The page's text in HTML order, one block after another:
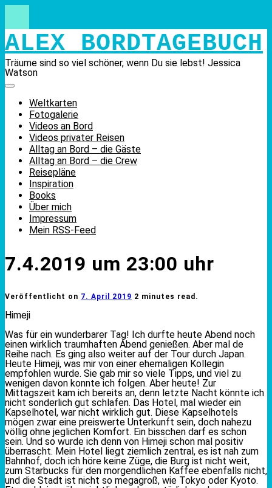
Skip
content
ALEX BORDTAGEBUCH
Träume sind so viel schöner, wenn Du sie lebst! Jessica
Watson
Weltkarten
Fotogalerie
Videos an Bord
Videos privater Reisen
Alltag an Bord – die Gäste
Alltag an Bord – die Crew
Reisepläne
Inspiration
Books
Über mich
Impressum
Mein RSS-Feed
7.4.2019 um 23:00 uhr
Veröffentlicht on 7. April 2019 2 minutes read.
Himeji
Was für ein wunderbarer Tag! Ich durfte heute Abend noch
einen wirklich traumhaften Abend genießen. Aber mal de
Reihe nach. Es ging also weiter auf der Tour durch Japan.
Heute Himeji, was mir von einer ehemaligen Kollegin
empfohlen wurde. Sie gab mir so viele Tipps, und viel zu
wenigen davon konnte ich folgen. Aber heute! Zur
Mittagszeit kam ich bereits an, denn letzte Nacht könnte ich
nicht sonderlich gut schlafen. Das Hotel, mal wieder ein
Kapselhotel, war nicht wirklich gut. Diese Kapselhotels
mögen zwar eine preiswerte Unterkunft sein, doch nahezu
völlig ohne jeglichen Komfort. Ein bisschen darf es schon
sein. Und so wurde ich denn von Himeji schon mal positiv
überrascht. Mein Hotel liegt ziemlich zentral, es ist nah zum
Bahnhof, doch ich höre keine Züge, die Burg ist nicht weit,
zum Starbucks für den morgendlichen Kaffee ebenfalls nicht,
und die Stadt ist nicht so megagroß, wie Tokyo oder Kyoto.